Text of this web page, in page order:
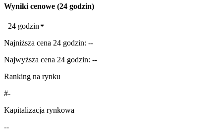
Wyniki cenowe (24 godzin)
24 godzin
Najniższa cena 24 godzin: --
Najwyższa cena 24 godzin: --
Ranking na rynku
#-
Kapitalizacja rynkowa
--